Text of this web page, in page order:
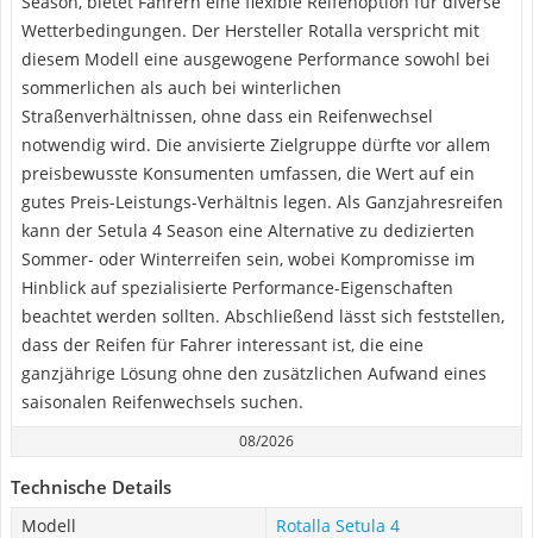
Wetterbedingungen. Der Hersteller Rotalla verspricht mit
diesem Modell eine ausgewogene Performance sowohl bei
sommerlichen als auch bei winterlichen
Straßenverhältnissen, ohne dass ein Reifenwechsel
notwendig wird. Die anvisierte Zielgruppe dürfte vor allem
preisbewusste Konsumenten umfassen, die Wert auf ein
gutes Preis-Leistungs-Verhältnis legen. Als Ganzjahresreifen
kann der Setula 4 Season eine Alternative zu dedizierten
Sommer- oder Winterreifen sein, wobei Kompromisse im
Hinblick auf spezialisierte Performance-Eigenschaften
beachtet werden sollten. Abschließend lässt sich feststellen,
dass der Reifen für Fahrer interessant ist, die eine
ganzjährige Lösung ohne den zusätzlichen Aufwand eines
saisonalen Reifenwechsels suchen.
08/2026
Technische Details
Modell
Rotalla Setula 4